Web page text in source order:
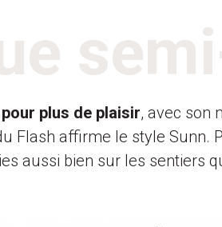
plus de plaisir, avec son
Flash affirme le style Sunn.
aussi bien sur les sentiers